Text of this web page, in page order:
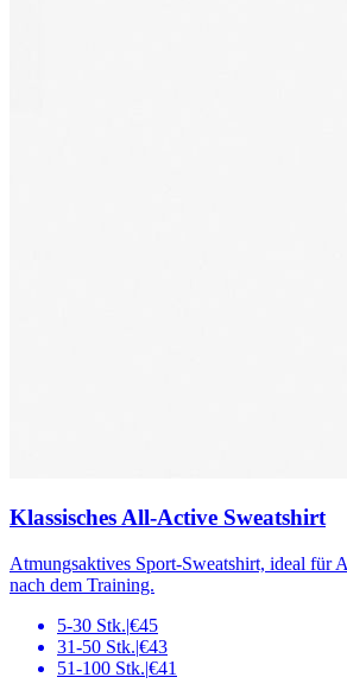
Klassisches All-Active Sweatshirt
Atmungsaktives Sport-Sweatshirt, ideal für
nach dem Training.
5-30 Stk.|€45
31-50 Stk.|€43
51-100 Stk.|€41